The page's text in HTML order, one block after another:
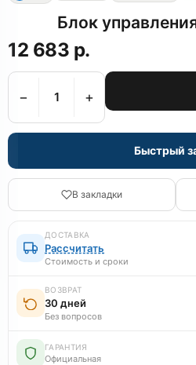
Блок
12 683 р.
− +
Быстрый
В закладки
ДОСТАВКА
Рассчитать
Стоимость и сроки
ВОЗВРАТ
30 дней
Без вопросов
ГАРАНТИЯ
Официальная